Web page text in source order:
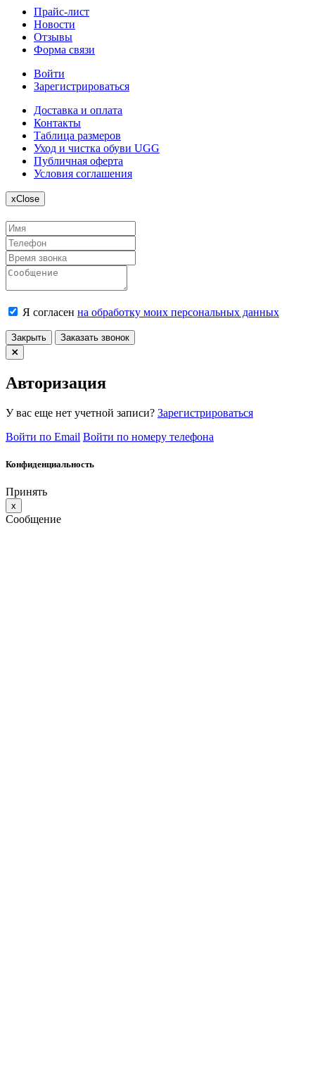
Прайс-лист
Новости
Отзывы
Форма связи
Войти
Зарегистрироваться
Доставка и оплата
Контакты
Таблица размеров
Уход и чистка обуви UGG
Публичная оферта
Условия соглашения
xClose
Я согласен на обработку моих персональных данных
Закрыть Заказать звонок
Авторизация
У вас еще нет учетной записи? Зарегистрироваться
Войти по Email Войти по номеру телефона
Конфиденциальность
Принять
x
Сообщение